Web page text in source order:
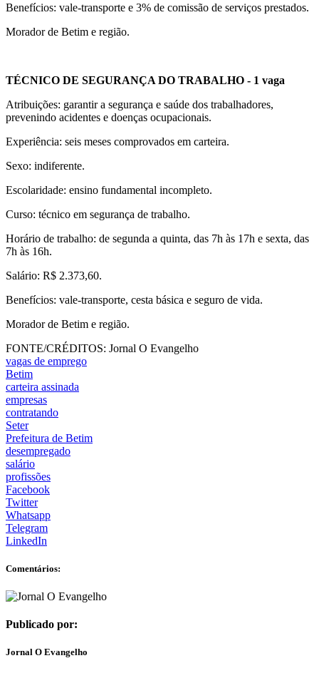
Benefícios: vale-transporte e 3% de comissão de serviços prestados.
Morador de Betim e região.
TÉCNICO DE SEGURANÇA DO TRABALHO - 1 vaga
Atribuições: garantir a segurança e saúde dos trabalhadores,
prevenindo acidentes e doenças ocupacionais.
Experiência: seis meses comprovados em carteira.
Sexo: indiferente.
Escolaridade: ensino fundamental incompleto.
Curso: técnico em segurança de trabalho.
Horário de trabalho: de segunda a quinta, das 7h às 17h e sexta, das
7h às 16h.
Salário: R$ 2.373,60.
Benefícios: vale-transporte, cesta básica e seguro de vida.
Morador de Betim e região.
FONTE/CRÉDITOS: Jornal O Evangelho
vagas de emprego
Betim
carteira assinada
empresas
contratando
Seter
Prefeitura de Betim
desempregado
salário
profissões
Facebook
Twitter
Whatsapp
Telegram
LinkedIn
Comentários:
Publicado por:
Jornal O Evangelho